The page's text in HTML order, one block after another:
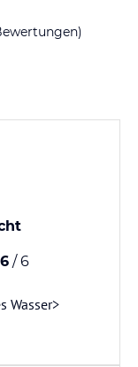
6 / 6
Wasser>